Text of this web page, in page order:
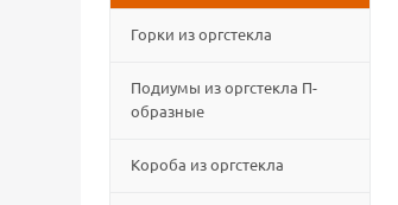
Горки из оргстекла
Подиумы из оргстекла П-
образные
Короба из оргстекла